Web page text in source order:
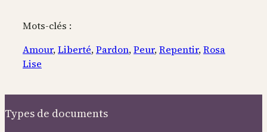
Mots-clés :
Amour, Liberté, Pardon, Peur, Repentir, Rosa
Lise
Types de documents